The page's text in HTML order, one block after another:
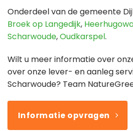
Onderdeel van de gemeente
Broek op Langedijk,
Scharwoude,Oudkarspel.
Wilt u meer informatie over
over onze lever- en aanleg
Scharwoude? Team
Informatie opvragen